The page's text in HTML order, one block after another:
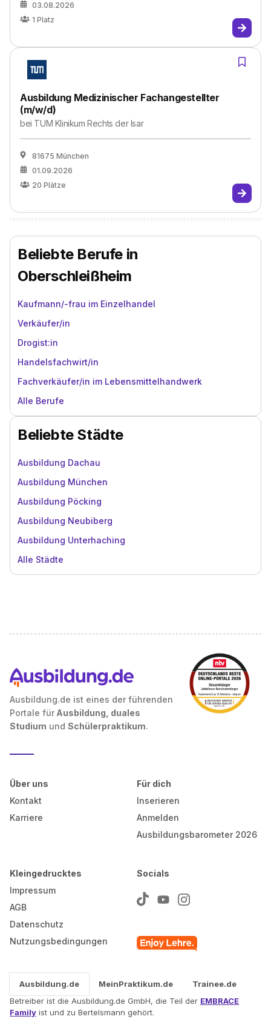
03.08.2026
1 Platz
Ausbildung Medizinischer Fachangestellter
(m/w/d)
bei TUM Klinikum Rechts der Isar
81675 München
01.09.2026
20 Plätze
Beliebte Berufe in
Oberschleißheim
Kaufmann/-frau im Einzelhandel
Verkäufer/in
Drogist:in
Handelsfachwirt/in
Fachverkäufer/in im Lebensmittelhandwerk
Alle Berufe
Beliebte Städte
Ausbildung Dachau
Ausbildung München
Ausbildung Pöcking
Ausbildung Neubiberg
Ausbildung Unterhaching
Alle Städte
Ausbildung.de ist eines der führenden
Portale für Ausbildung, duales
Studium und Schülerpraktikum.
Über uns
Kontakt
Karriere
Für dich
Inserieren
Anmelden
Ausbildungsbarometer 2026
Kleingedrucktes
Impressum
AGB
Datenschutz
Nutzungsbedingungen
Socials
Ausbildung.de MeinPraktikum.de
Trainee.de
Betreiber ist die Ausbildung.de GmbH, die Teil der EMBRACE
Family ist und zu Bertelsmann gehört.